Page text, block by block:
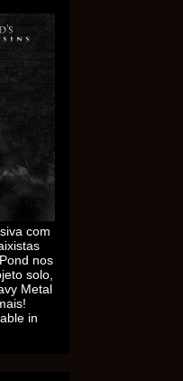
com
nos
solo,
Metal
in